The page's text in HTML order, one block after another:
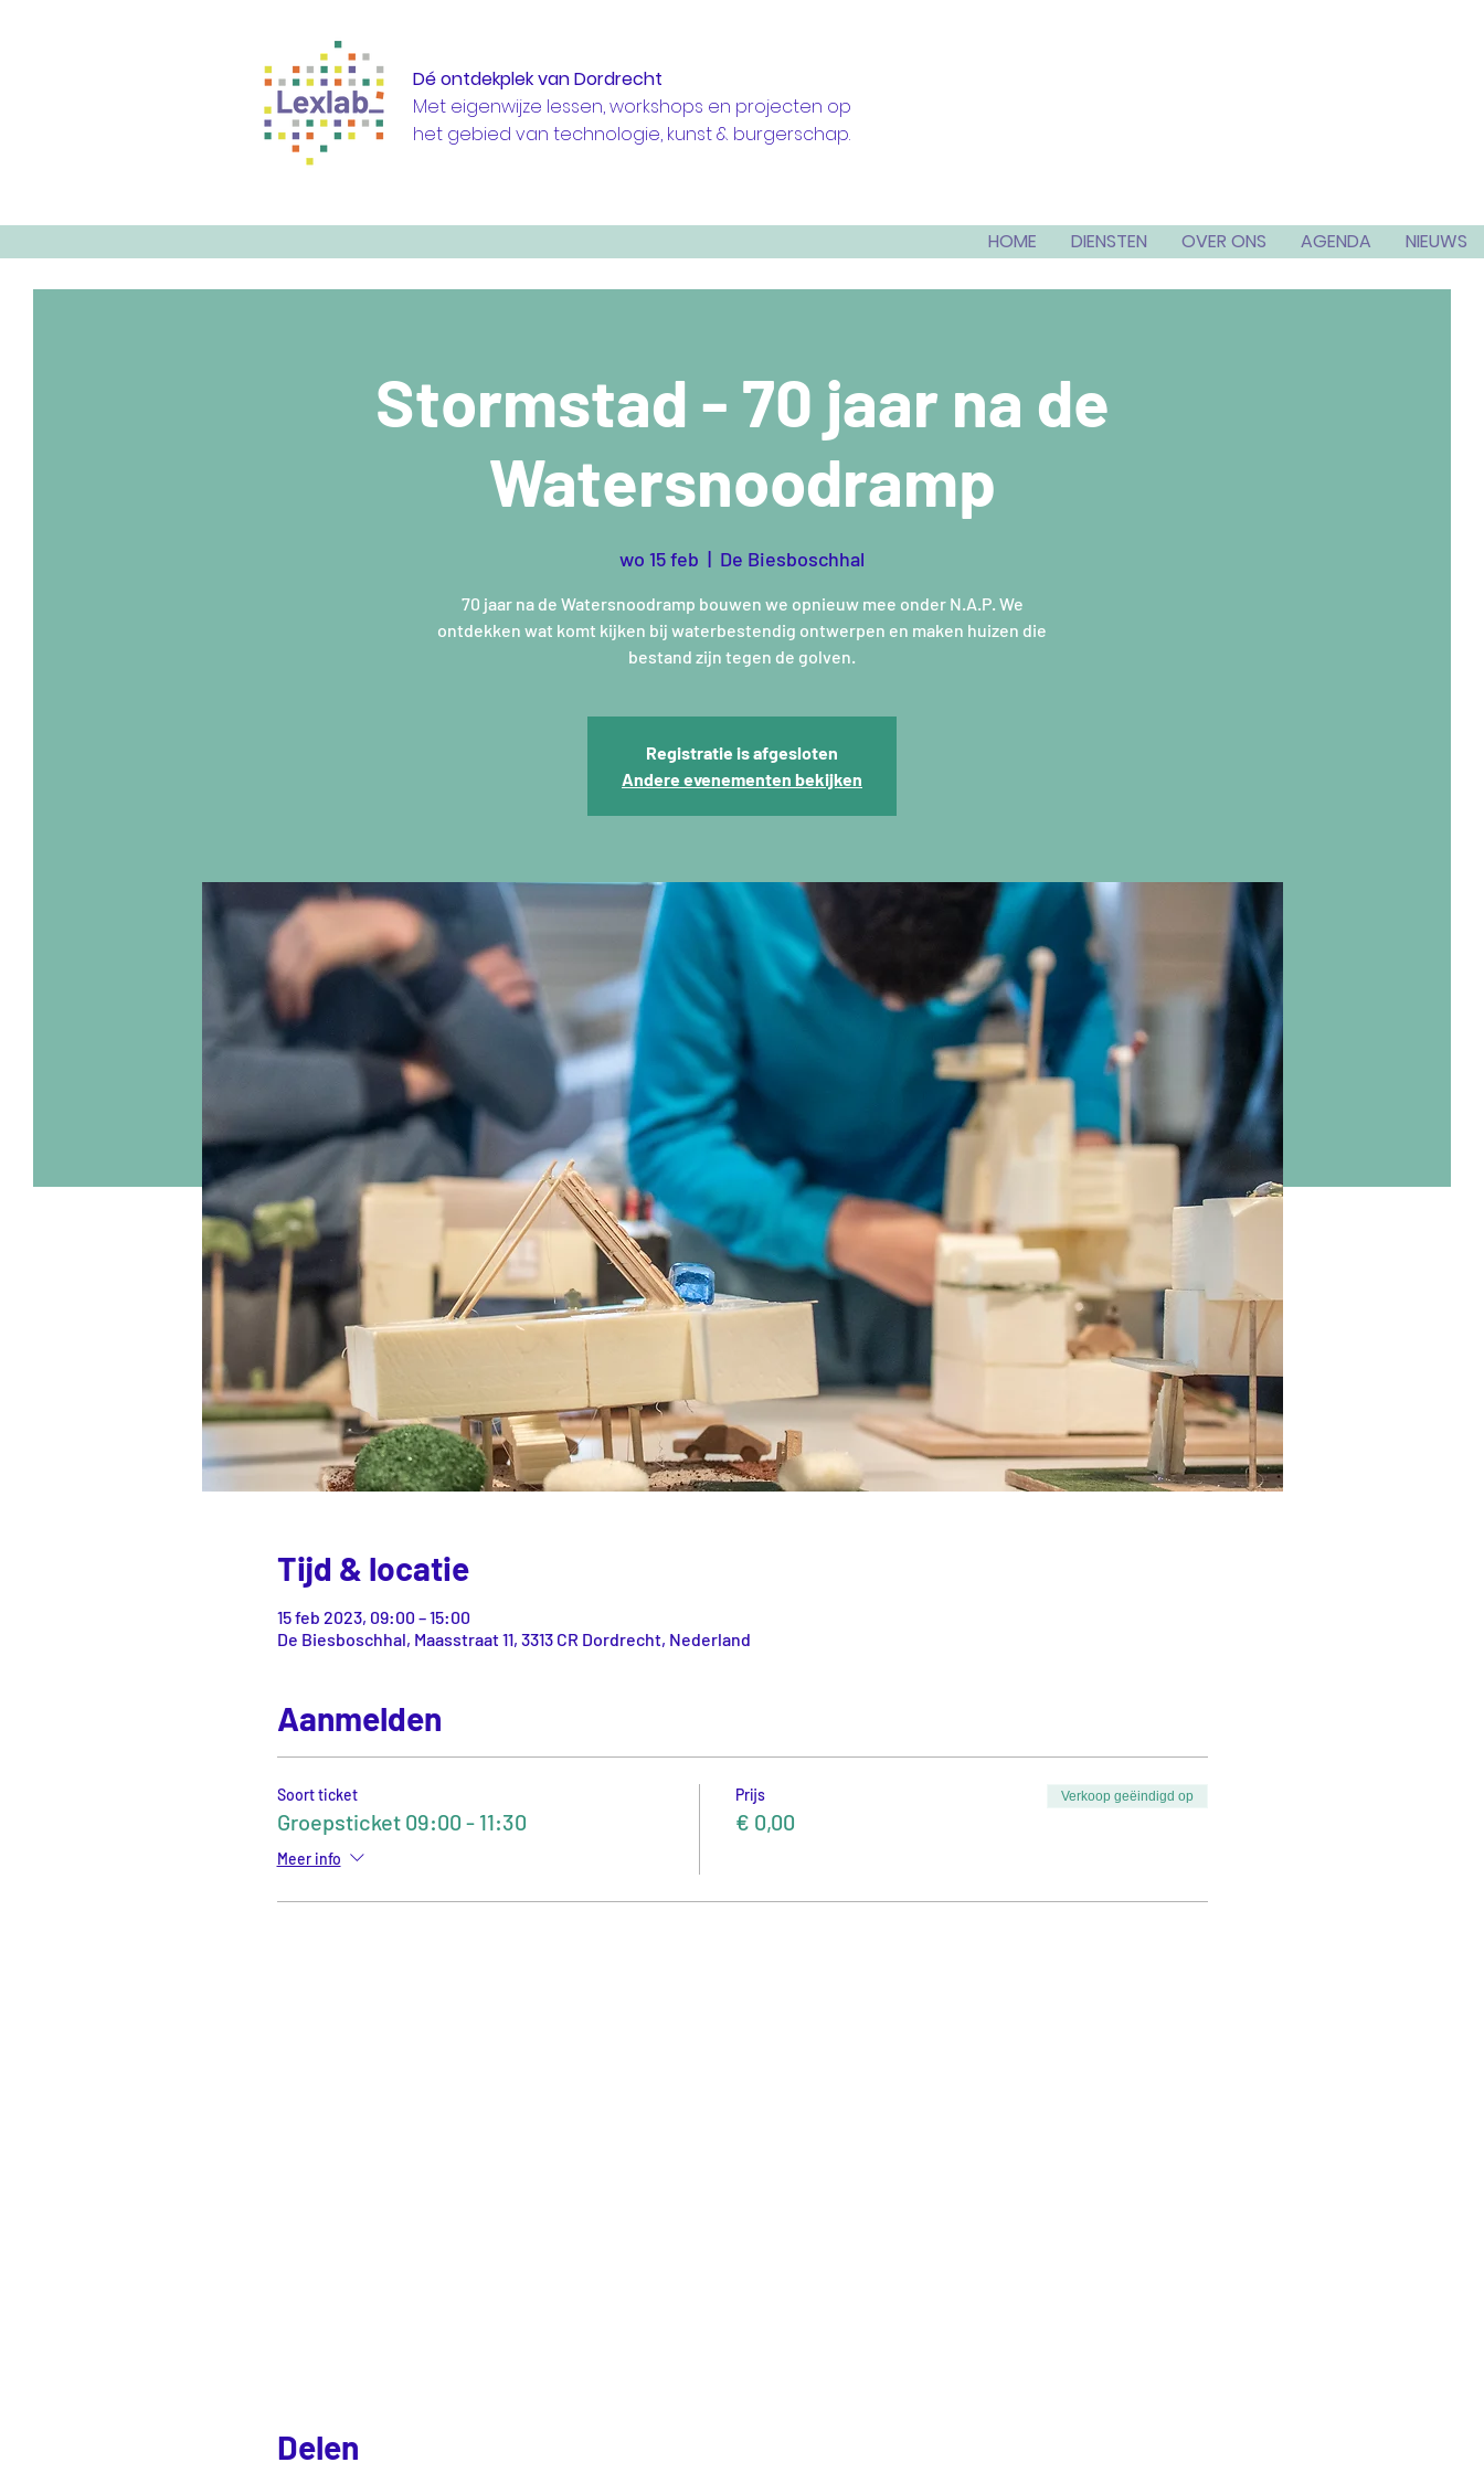
Dé ontdekplek van Dordrecht
Met eigenwijze lessen, workshops en projecten op
het gebied van technologie, kunst & burgerschap.
HOME DIENSTEN OVER ONS AGENDA NIEUWS
Stormstad - 70 jaar na de
Watersnoodramp
wo 15 feb
  |
De Biesboschhal
70 jaar na de Watersnoodramp bouwen we opnieuw mee onder N.A.P. We
ontdekken wat komt kijken bij waterbestendig ontwerpen en maken huizen die
bestand zijn tegen de golven.
Registratie is afgesloten
Andere evenementen bekijken
Tijd & locatie
15 feb 2023, 09:00 – 15:00
De Biesboschhal, Maasstraat 11, 3313 CR Dordrecht, Nederland
Aanmelden
Soort ticket
Groepsticket 09:00 - 11:30
Meer info
Prijs
€ 0,00
Verkoop geëindigd op
Delen